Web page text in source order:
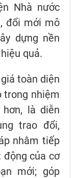
Nhà nước
đổi mới mô
dựng nền
quả.
toàn diện
trong nhiệm
là diễn
trao đổi,
nhằm tiếp
động của cơ
mới; góp